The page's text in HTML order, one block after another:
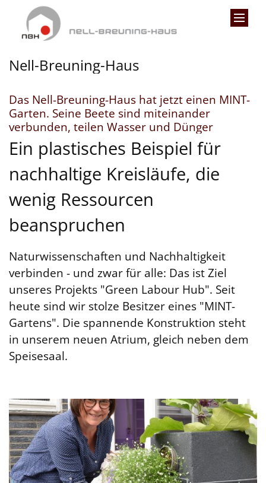
Zum Inhalt springen
Nell-Breuning-Haus
Das Nell-Breuning-Haus hat jetzt einen MINT-
Garten. Seine Beete sind miteinander
verbunden, teilen Wasser und Dünger:
Ein plastisches Beispiel für
nachhaltige Kreisläufe, die
wenig Ressourcen
beanspruchen
Naturwissenschaften und Nachhaltigkeit
verbinden - und zwar für alle: Das ist Ziel
unseres Projekts "Green Labour Hub". Seit
heute sind wir stolze Besitzer eines "MINT-
Gartens". Die spannende Konstruktion steht
in unserem neuen Atrium, gleich neben dem
Speisesaal.